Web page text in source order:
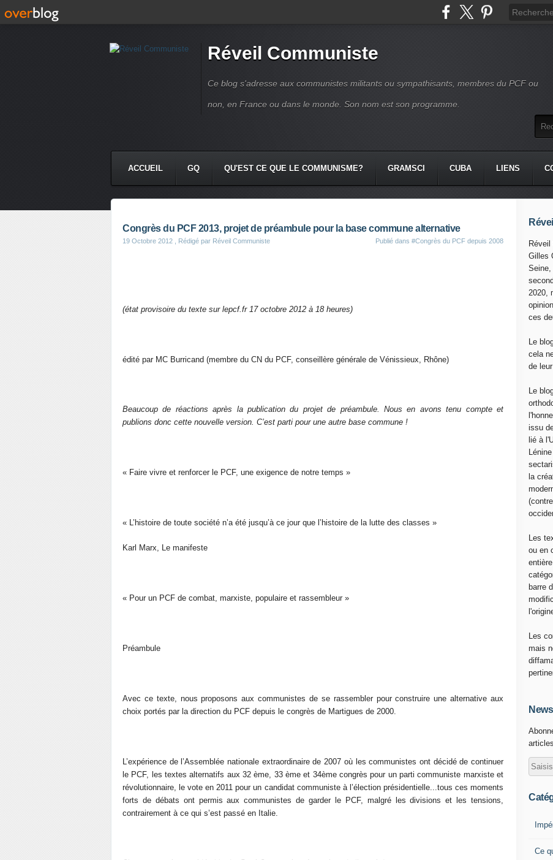
Réveil Communiste
Ce blog s'adresse aux communistes militants ou sympathisants, membres du PCF ou
non, en France ou dans le monde. Son nom est son programme.
ACCUEIL GQ QU'EST CE QUE LE COMMUNISME? GRAMSCI CUBA LIENS
Congrès du PCF 2013, projet de préambule pour la base commune alternative
19 Octobre 2012 , Rédigé par Réveil Communiste Publié dans #Congrès du PCF depuis 2008
(état provisoire du texte sur lepcf.fr 17 octobre 2012 à 18 heures)
édité par MC Burricand (membre du CN du PCF, conseillère générale de Vénissieux, Rhône)
Beaucoup de réactions après la publication du projet de préambule. Nous en avons tenu compte et
publions donc cette nouvelle version. C’est parti pour une autre base commune !
« Faire vivre et renforcer le PCF, une exigence de notre temps »
« L’histoire de toute société n’a été jusqu’à ce jour que l’histoire de la lutte des classes »
Karl Marx, Le manifeste
« Pour un PCF de combat, marxiste, populaire et rassembleur »
Préambule
Avec ce texte, nous proposons aux communistes de se rassembler pour construire une alternative aux
choix portés par la direction du PCF depuis le congrès de Martigues de 2000.
L’expérience de l’Assemblée nationale extraordinaire de 2007 où les communistes ont décidé de continuer
le PCF, les textes alternatifs aux 32 ème, 33 ème et 34ème congrès pour un parti communiste marxiste et
révolutionnaire, le vote en 2011 pour un candidat communiste à l’élection présidentielle...tous ces moments
forts de débats ont permis aux communistes de garder le PCF, malgré les divisions et les tensions,
contrairement à ce qui s’est passé en Italie.
Gilles
Seine,
2020,
ces
Le
cela
de
Le
issu
lié à
la
Les
ou en
barre
Les
mais
Ce